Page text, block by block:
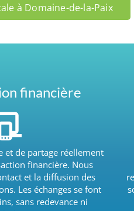
à Domaine-de-la-Paix
financière
et de partage réellement
financière. Nous
et la diffusion des
Les échanges se font
sans redevance ni